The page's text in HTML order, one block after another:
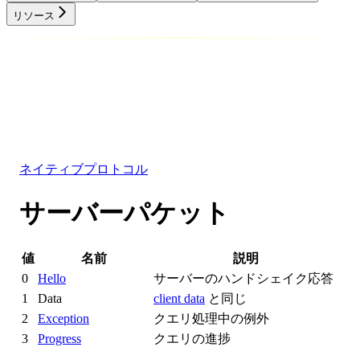
リソース
ネイティブプロトコル
サーバーパケット
値 名前
説明
0
Hello
サーバーのハンドシェイク応答
1
Data client data と同じ
2
Exception
クエリ処理中の例外
3
Progress
クエリの進捗